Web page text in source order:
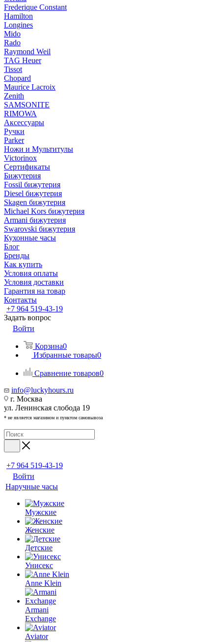
Frederique Constant
Hamilton
Longines
Mido
Rado
Raymond Weil
TAG Heuer
Tissot
Chopard
Maurice Lacroix
Zenith
SAMSONITE
RIMOWA
Аксессуары
Ручки
Parker
Ножи и Мультитулы
Victorinox
Сертификаты
Бижутерия
Fossil бижутерия
Diesel бижутерия
Skagen бижутерия
Michael Kors бижутерия
Armani бижутерия
Swarovski бижутерия
Кухонные часы
Блог
Бренды
Как купить
Условия оплаты
Условия доставки
Гарантия на товар
Контакты
+7 964 519-43-19
Задать вопрос
Войти
Корзина0
Избранные товары0
Сравнение товаров0
info@luckyhours.ru
г. Москва
ул. Ленинская слобода 19
* не является магазином и пунктом самовывоза
+7 964 519-43-19
Войти
Наручные часы
Мужские
Женские
Детские
Унисекс
Anne Klein
Armani
Exchange
Aviator